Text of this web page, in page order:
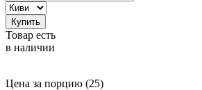
Купить
Товар есть
в наличии
Цена за порцию (25)